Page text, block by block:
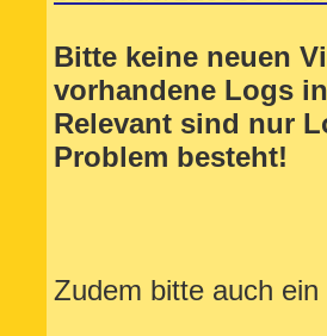
Bitte keine neuen
vorhandene Logs
Relevant sind nur
Problem besteht!
Zudem bitte auch